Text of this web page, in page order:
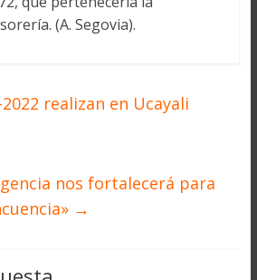
(A. Segovia).
realizan en Ucayali
nos fortalecerá para
→